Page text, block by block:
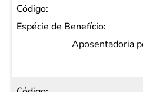
Aposentadoria